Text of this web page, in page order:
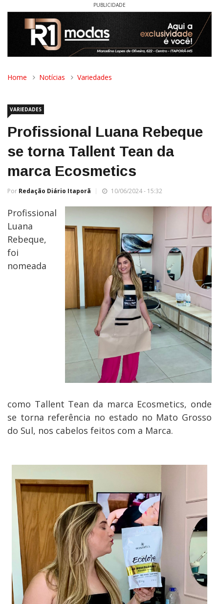
PUBLICIDADE
Home Notícias Variedades
VARIEDADES
Profissional Luana Rebeque
se torna Tallent Tean da
marca Ecosmetics
Por Redação Diário Itaporã 10/06/2024 - 15:32
Profissional
Luana
Rebeque,
foi
nomeada
como Tallent Tean da marca Ecosmetics, onde
se torna referência no estado no Mato Grosso
do Sul, nos cabelos feitos com a Marca.